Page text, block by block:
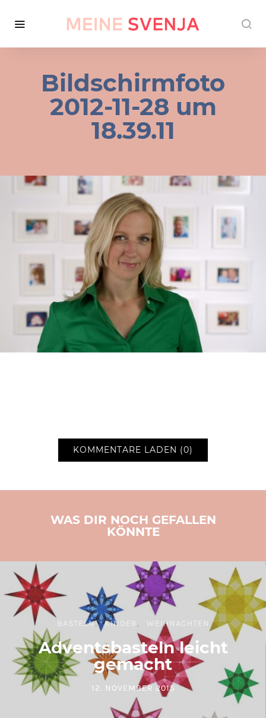
Bildschirmfoto
2012-11-28 um
18.39.11
KOMMENTARE LADEN (0)
WAS DIR NOCH GEFALLEN
KÖNNTE
BASTELN KINDER WEIHNACHTEN
Adventsbasteln leicht
gemacht
POSTED ON
12. NOVEMBER 2015